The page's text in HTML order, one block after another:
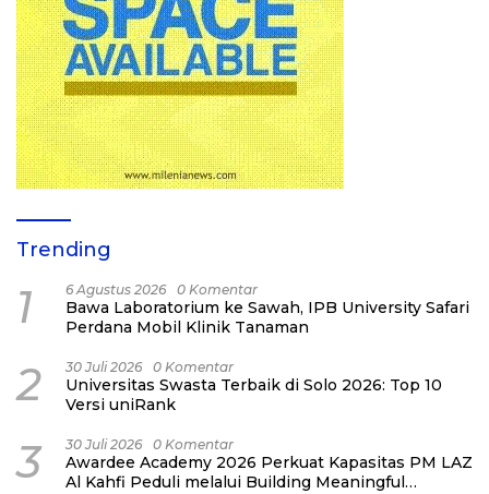
Trending
1 6 Agustus 2026 0 Komentar
Bawa Laboratorium ke Sawah, IPB University Safari
Perdana Mobil Klinik Tanaman
2 30 Juli 2026 0 Komentar
Universitas Swasta Terbaik di Solo 2026: Top 10
Versi uniRank
3 30 Juli 2026 0 Komentar
Awardee Academy 2026 Perkuat Kapasitas PM LAZ
Al Kahfi Peduli melalui Building Meaningful